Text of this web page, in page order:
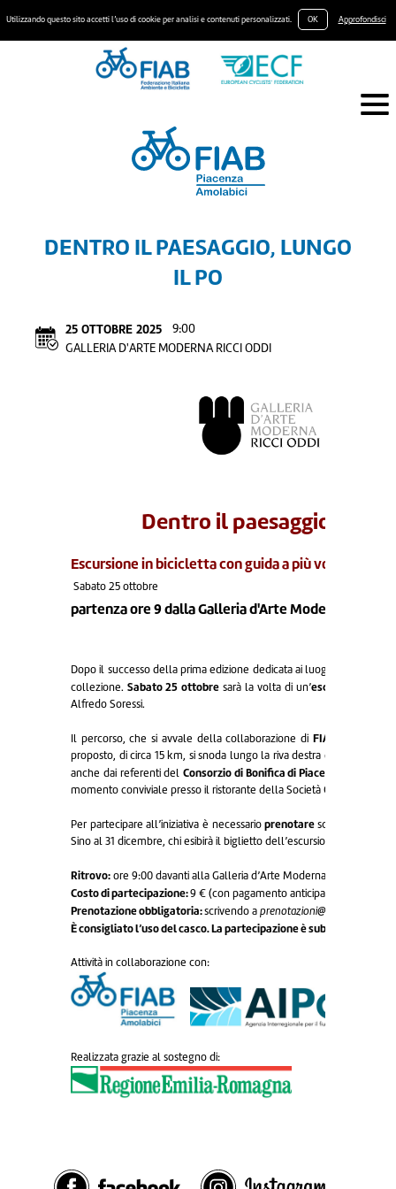
Utilizzando questo sito accetti l’uso di cookie per analisi e contenuti personalizzati. OK Approfondisci
DENTRO IL PAESAGGIO, LUNGO
IL PO
25 OTTOBRE 2025
9:00
GALLERIA D'ARTE MODERNA RICCI ODDI
Dentro il paesaggio
Escursione in bicicletta con guida a più voci
Sabato 25 ottobre
partenza ore 9 dalla Galleria d'Arte Moderna Ricci
Dopo il successo della prima edizione dedicata ai luoghi di Stefano
collezione.Sabato 25 ottobresarà la volta di un’escursione in
Alfredo Soressi.
Il percorso, che si avvale della collaborazione di FIAB Piacenza
proposto, di circa 15 km, si snoda lungo la riva destra del Po, tra il
anche dai referenti delConsorzio di Bonifica di Piacenza e di AIPo
momento conviviale presso il ristorante della Società Canottieri
Per partecipare all’iniziativa è necessarioprenotarescrivendo a:
Sino al 31 dicembre, chi esibirà il biglietto dell’escursione avrà
Ritrovo:ore 9:00 davanti alla Galleria d’Arte Moderna Ricci Oddi, via
Costo di partecipazione:9 € (con pagamento anticipato)
Prenotazione obbligatoria:scrivendo aprenotazioni@riccioddi.it
È consigliato l’uso del casco. La partecipazione è subordinata
Attività in collaborazione con:
Realizzata grazie al sostegno di: